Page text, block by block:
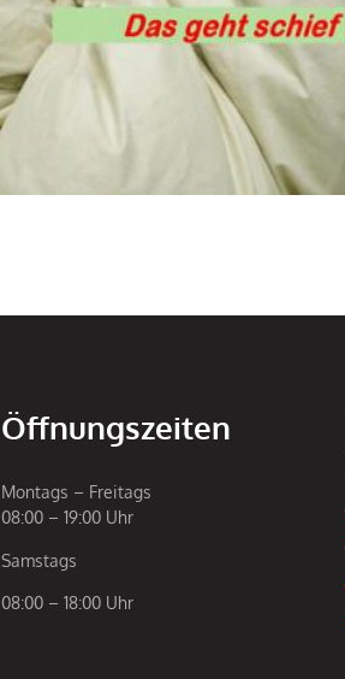
Öffnungszeiten
Montags – Freitags
08:00 – 19:00 Uhr
Samstags
08:00 – 18:00 Uhr